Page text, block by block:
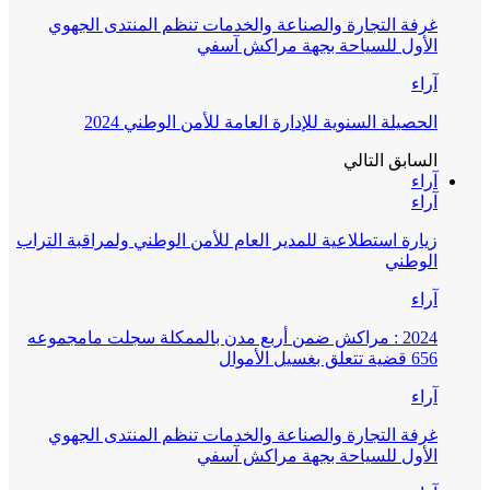
غرفة التجارة والصناعة والخدمات تنظم المنتدى الجهوي
الأول للسياحة بجهة مراكش آسفي
آراء
الحصيلة السنوية للإدارة العامة للأمن الوطني 2024
السابق التالي
آراء
آراء
زيارة استطلاعية للمدير العام للأمن الوطني ولمراقبة التراب
الوطني
آراء
2024 : مراكش ضمن أربع مدن بالممكلة سجلت مامجموعه
656 قضية تتعلق بغسيل الأموال
آراء
غرفة التجارة والصناعة والخدمات تنظم المنتدى الجهوي
الأول للسياحة بجهة مراكش آسفي